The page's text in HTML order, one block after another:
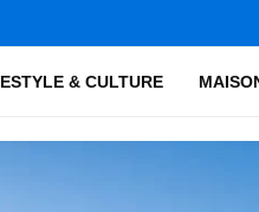
& CULTURE